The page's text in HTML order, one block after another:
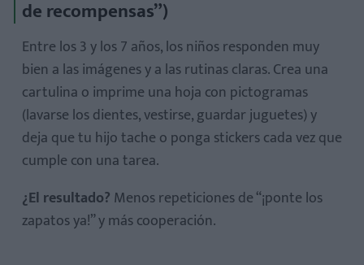
de recompensas”)
Entre los 3 y los 7 años, los niños responden muy
bien a las imágenes y a las rutinas claras. Crea una
cartulina o imprime una hoja con pictogramas
(lavarse los dientes, vestirse, guardar juguetes) y
deja que tu hijo tache o ponga stickers cada vez que
cumple con una tarea.
¿El resultado? Menos repeticiones de “¡ponte los
zapatos ya!” y más cooperación.